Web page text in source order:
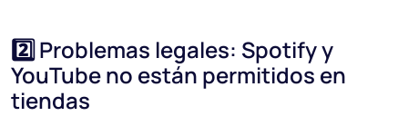
2️⃣ Problemas legales: Spotify y
YouTube no están permitidos en
tiendas